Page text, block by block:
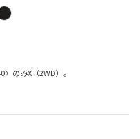
のみX（2WD）。